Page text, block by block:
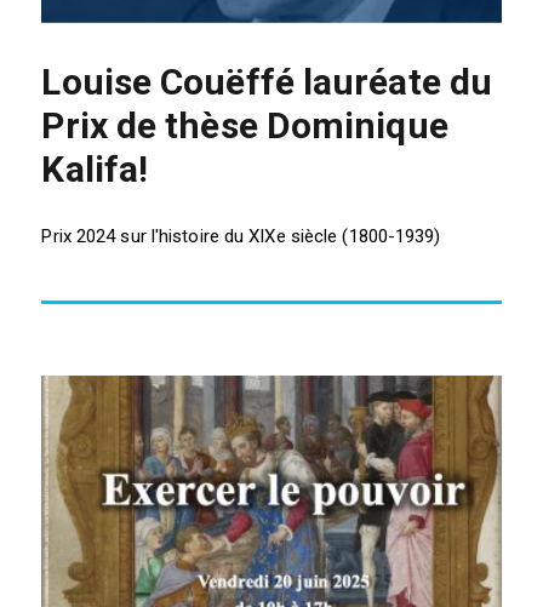
Louise Couëffé lauréate du
Prix de thèse Dominique
Kalifa!
Prix 2024 sur l'histoire du XIXe siècle (1800-1939)